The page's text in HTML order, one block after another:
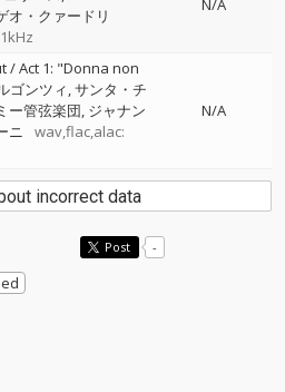
オ・クァードリ
N/A
/ Act 1: "Donna non
ゴンツィ サンタ・チ
ー管弦楽団 ジャナン
ニ
wav,flac,alac:
N/A
incorrect data
Post -